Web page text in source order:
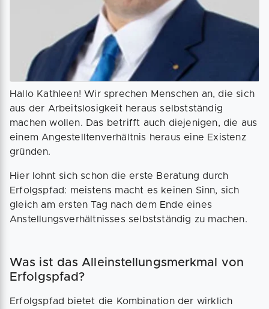
Hallo Kathleen! Wir sprechen Menschen an, die sich
aus der Arbeitslosigkeit heraus selbstständig
machen wollen. Das betrifft auch diejenigen, die aus
einem Angestelltenverhältnis heraus eine Existenz
gründen.
Hier lohnt sich schon die erste Beratung durch
Erfolgspfad: meistens macht es keinen Sinn, sich
gleich am ersten Tag nach dem Ende eines
Anstellungsverhältnisses selbstständig zu machen.
Was ist das Alleinstellungsmerkmal von
Erfolgspfad?
Erfolgspfad bietet die Kombination der wirklich